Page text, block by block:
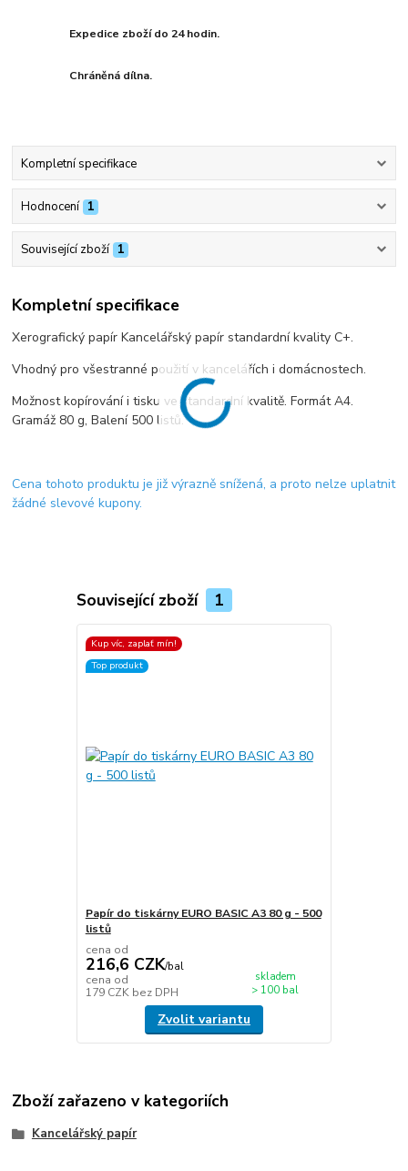
Expedice zboží do 24 hodin.
Chráněná dílna.
Kompletní specifikace
Hodnocení 1
Související zboží 1
Kompletní specifikace
Xerografický papír Kancelářský papír standardní kvality C+.
Vhodný pro všestranné použití v kancelářích i domácnostech.
Možnost kopírování i tisku ve standardní kvalitě. Formát A4.
Gramáž 80 g, Balení 500 listů.
Cena tohoto produktu je již výrazně snížená, a proto nelze uplatnit
žádné slevové kupony.
Související zboží 1
Kup víc, zaplať mín!
Top produkt
Papír do tiskárny EURO BASIC A3 80 g - 500
listů
cena od
216,6 CZK/bal
cena od
179 CZK bez DPH
skladem
> 100 bal
Zvolit variantu
Zboží zařazeno v kategoriích
Kancelářský papír